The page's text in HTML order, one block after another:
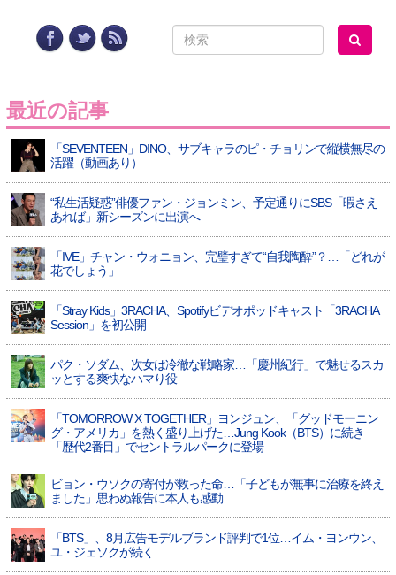
最近の記事
「SEVENTEEN」DINO、サブキャラのピ・チョリンで縦横無尽の
活躍（動画あり）
“私生活疑惑”俳優ファン・ジョンミン、予定通りにSBS「暇さえ
あれば」新シーズンに出演へ
「IVE」チャン・ウォニョン、完璧すぎて“自我陶酔”？…「どれが
花でしょう」
「Stray Kids」3RACHA、Spotifyビデオポッドキャスト「3RACHA
Session」を初公開
パク・ソダム、次女は冷徹な戦略家…「慶州紀行」で魅せるスカ
ッとする爽快なハマり役
「TOMORROW X TOGETHER」ヨンジュン、「グッドモーニン
グ・アメリカ」を熱く盛り上げた…Jung Kook（BTS）に続き
「歴代2番目」でセントラルパークに登場
ビョン・ウソクの寄付が救った命…「子どもが無事に治療を終え
ました」思わぬ報告に本人も感動
「BTS」、8月広告モデルブランド評判で1位…イム・ヨンウン、
ユ・ジェソクが続く